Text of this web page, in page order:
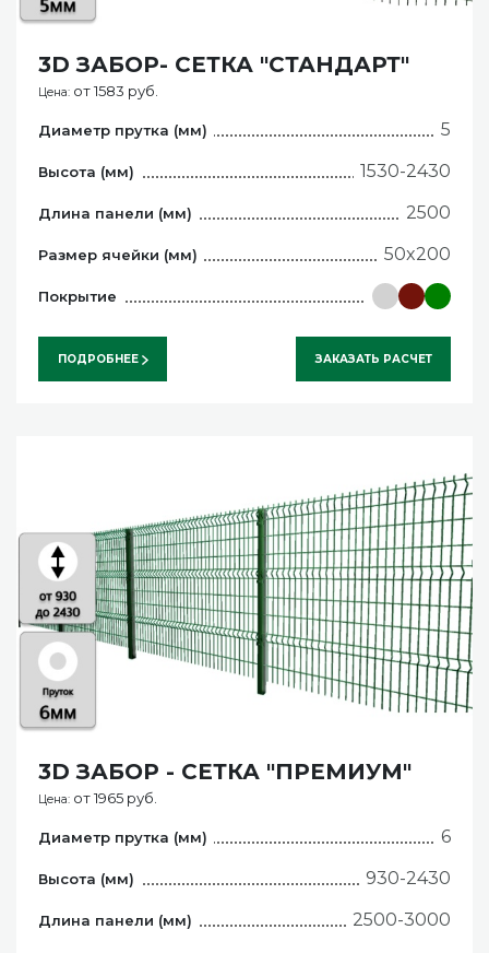
3D ЗАБОР- СЕТКА "СТАНДАРТ"
Цена: от 1583 руб.
Диаметр прутка (мм) 5
Высота (мм) 1530-2430
Длина панели (мм) 2500
Размер ячейки (мм) 50x200
Покрытие
ПОДРОБНЕЕ ЗАКАЗАТЬ РАСЧЕТ
3D ЗАБОР - СЕТКА "ПРЕМИУМ"
Цена: от 1965 руб.
Диаметр прутка (мм) 6
Высота (мм) 930-2430
Длина панели (мм) 2500-3000